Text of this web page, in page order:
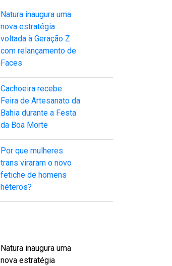
Natura inaugura uma
nova estratégia
voltada à Geração Z
com relançamento de
Faces
Cachoeira recebe
Feira de Artesanato da
Bahia durante a Festa
da Boa Morte
Por que mulheres
trans viraram o novo
fetiche de homens
héteros?
Natura inaugura uma
nova estratégia